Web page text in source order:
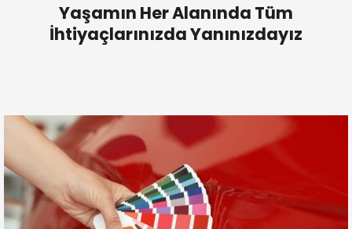
Yaşamın Her Alanında Tüm
İhtiyaçlarınızda Yanınızdayız